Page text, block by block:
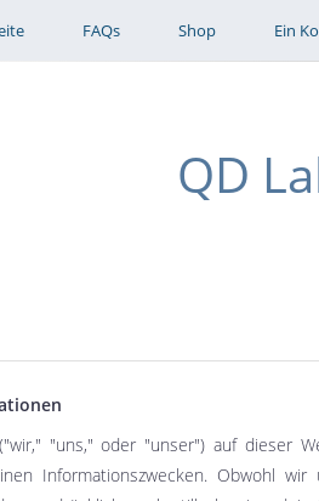
QD
FAQs Shop Ein
"uns," oder "unser") auf dieser
Informationszwecken. Obwohl